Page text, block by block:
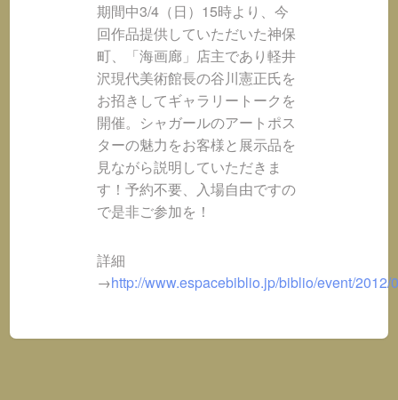
期間中3/4（日）15時より、今
回作品提供していただいた神保
町、「海画廊」店主であり軽井
沢現代美術館長の谷川憲正氏を
お招きしてギャラリートークを
開催。シャガールのアートポス
ターの魅力をお客様と展示品を
見ながら説明していただきま
す！予約不要、入場自由ですの
で是非ご参加を！
詳細
→http://www.espacebiblio.jp/biblio/event/2012/